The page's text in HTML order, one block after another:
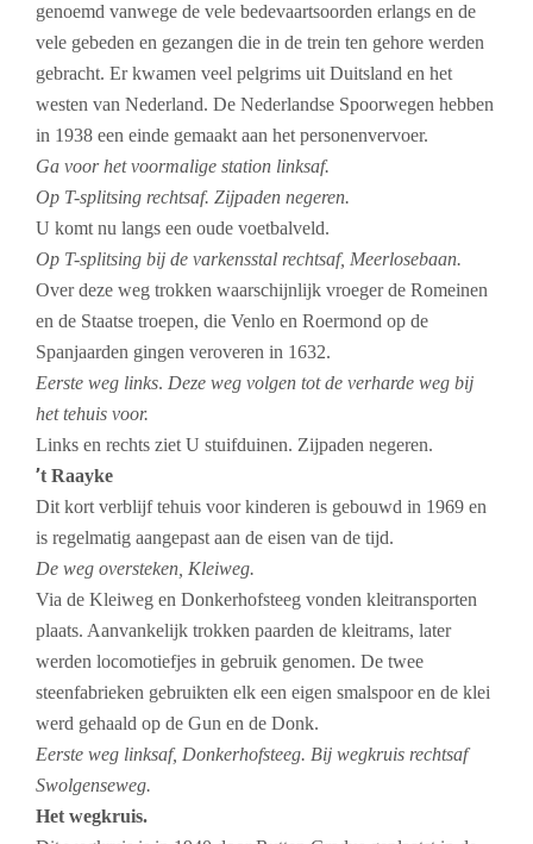
genoemd vanwege de vele bedevaartsoorden erlangs en de
vele gebeden en gezangen die in de trein ten gehore werden
gebracht. Er kwamen veel pelgrims uit Duitsland en het
westen van Nederland. De Nederlandse Spoorwegen hebben
in 1938 een einde gemaakt aan het personenvervoer.
Ga voor het voormalige station linksaf.
Op T-splitsing rechtsaf. Zijpaden negeren.
U komt nu langs een oude voetbalveld.
Op T-splitsing bij de varkensstal rechtsaf, Meerlosebaan.
Over deze weg trokken waarschijnlijk vroeger de Romeinen
en de Staatse troepen, die Venlo en Roermond op de
Spanjaarden gingen veroveren in 1632.
Eerste weg links. Deze weg volgen tot de verharde weg bij
het tehuis voor.
Links en rechts ziet U stuifduinen. Zijpaden negeren.
’t Raayke
Dit kort verblijf tehuis voor kinderen is gebouwd in 1969 en
is regelmatig aangepast aan de eisen van de tijd.
De weg oversteken, Kleiweg.
Via de Kleiweg en Donkerhofsteeg vonden kleitransporten
plaats. Aanvankelijk trokken paarden de kleitrams, later
werden locomotiefjes in gebruik genomen. De twee
steenfabrieken gebruikten elk een eigen smalspoor en de klei
werd gehaald op de Gun en de Donk.
Eerste weg linksaf, Donkerhofsteeg. Bij wegkruis rechtsaf
Swolgenseweg.
Het wegkruis.